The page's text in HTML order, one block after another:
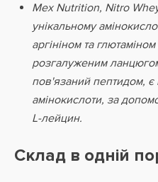
Mex Nutrition, Nitro
унікальному
аргініном та
розгалуженим
пов'язаний пептидом,
амінокислоти, за
L-лейцин.
Склад в одній